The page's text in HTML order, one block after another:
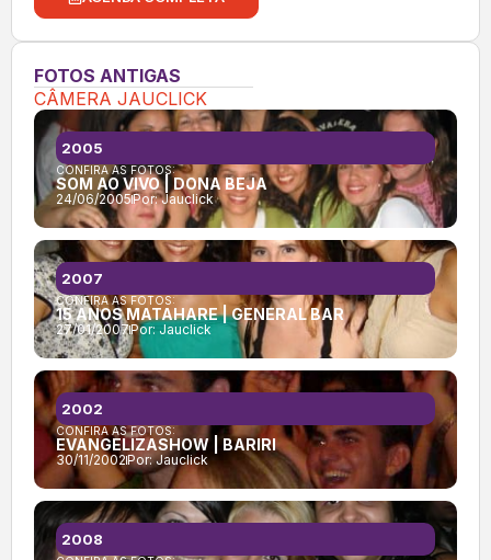
FOTOS ANTIGAS
CÂMERA JAUCLICK
CONFIRA AS FOTOS:
SOM AO VIVO | DONA BEJA
24/06/2005Por:Jauclick
2005
CONFIRA AS FOTOS:
15 ANOS MATAHARE | GENERAL BAR
27/01/2007Por: Jauclick
2007
CONFIRA AS FOTOS:
EVANGELIZASHOW | BARIRI
30/11/2002Por:Jauclick
2002
2008